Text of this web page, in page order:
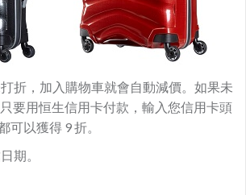
折，加入購物車就會自動減價。如果未
要用恒生信用卡付款，輸入您信用卡頭
可以獲得 9 折。
期。